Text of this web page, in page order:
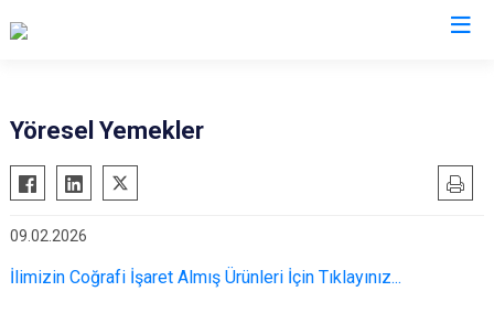
Yöresel Yemekler
09.02.2026
İlimizin Coğrafi İşaret Almış Ürünleri İçin Tıklayınız...